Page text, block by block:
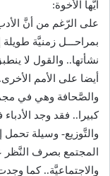
أيُّها الأخوة:
على الرّغم من أنَّ
بمراحـــل زمنيَّة
نشأتها.. والقول لا
أيضا على الأمم
والصَّحافة وهي في
كبيرا.. فقد وجد
والتَّوزيع- وسيلة
المجتمع بصرف النَّظر
والاجتماعيَّة.. كما